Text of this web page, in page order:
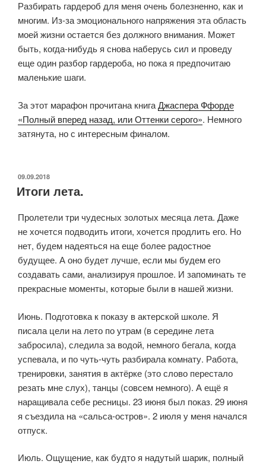
Разбирать гардероб для меня очень болезненно, как и
многим. Из-за эмоционального напряжения эта область
моей жизни остается без должного внимания. Может
быть, когда-нибудь я снова наберусь сил и проведу
еще один разбор гардероба, но пока я предпочитаю
маленькие шаги.
За этот марафон прочитана книгаДжаспера Ффорде
«Полный вперед назад, или Оттенки серого». Немного
затянута, но с интересным финалом.
ОПУБЛИКОВАНО
09.09.2018
Итоги лета.
Пролетели три чудесных золотых месяца лета. Даже
не хочется подводить итоги, хочется продлить его. Но
нет, будем надеяться на еще более радостное
будущее. А оно будет лучше, если мы будем его
создавать сами, анализируя прошлое. И запоминать те
прекрасные моменты, которые были в нашейжизни.
Июнь. Подготовка к показу в актерской школе. Я
писала цели на лето по утрам (в середине лета
забросила), следила за водой, немного бегала, когда
успевала, и по чуть-чуть разбирала комнату. Работа,
тренировки, занятия в актёрке (это слово перестало
резать мне слух), танцы (совсем немного). А ещё я
наращивала себе ресницы. 23 июня был показ. 29 июня
я съездила на «сальса-остров». 2 июля у меня начался
отпуск.
Июль. Ощущение, как будто я надутый шарик, полный